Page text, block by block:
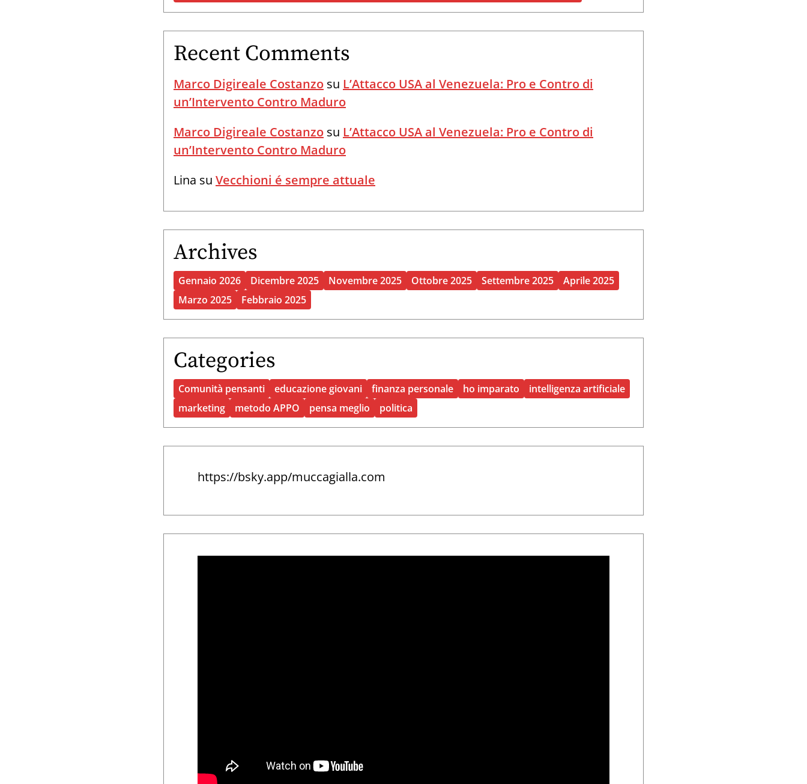
Recent Comments
Marco Digireale Costanzo su L’Attacco USA al Venezuela: Pro e Contro di
un’Intervento Contro Maduro
Marco Digireale Costanzo su L’Attacco USA al Venezuela: Pro e Contro di
un’Intervento Contro Maduro
Lina su Vecchioni é sempre attuale
Archives
Gennaio 2026 Dicembre 2025 Novembre 2025 Ottobre 2025 Settembre 2025
Aprile 2025
Marzo 2025
Febbraio 2025
Categories
Comunità pensanti educazione giovani finanza personale ho imparato
intelligenza artificiale
marketing
metodo APPO pensa meglio politica
https://bsky.app/muccagialla.com